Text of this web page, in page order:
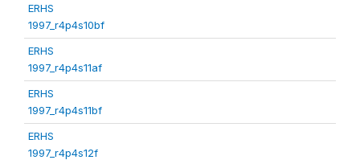
ERHS
1997_r4p4s10bf
ERHS
1997_r4p4s11af
ERHS
1997_r4p4s11bf
ERHS
1997_r4p4s12f